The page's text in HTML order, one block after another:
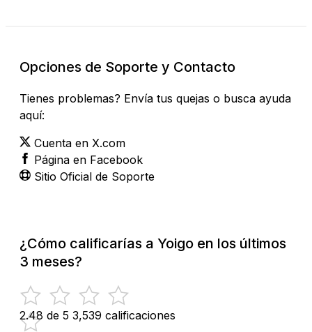
Opciones de Soporte y Contacto
Tienes problemas? Envía tus quejas o busca ayuda
aquí:
Cuenta en X.com
Página en Facebook
Sitio Oficial de Soporte
¿Cómo calificarías a Yoigo en los últimos
3 meses?
2.48 de 5 3,539 calificaciones